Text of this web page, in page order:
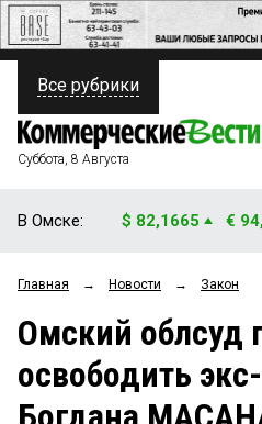
ПОЛИТИКА
ФИНАНСЫ
ОБЩЕСТВО
ЗАКОН
НОВОСТИ КОМПАНИЙ
Все рубрики
Суббота, 8 Августа
В Омске: $ 82,1665 €
Главная → Новости → Закон
Омский облсуд
освободить